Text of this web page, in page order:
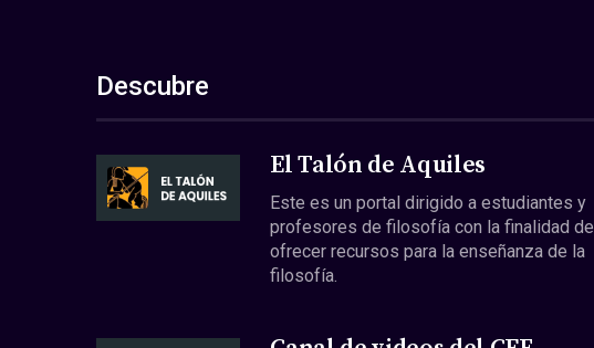
Descubre
El Talón de Aquiles
Este es un portal dirigido a estudiantes y
profesores de filosofía con la finalidad de
ofrecer recursos para la enseñanza de la
filosofía.